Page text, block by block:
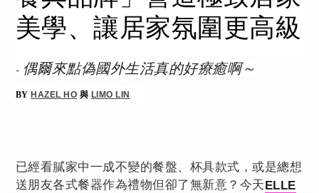
美學、讓居家氛圍更高級
- 偶爾來點偽國外生活真的好療癒啊～
BY HAZEL HO 與 LIMO LIN
已經看膩家中一成不變的餐盤、杯具款式，或是總想
送朋友各式餐器作為禮物但卻了無新意？今天ELLE